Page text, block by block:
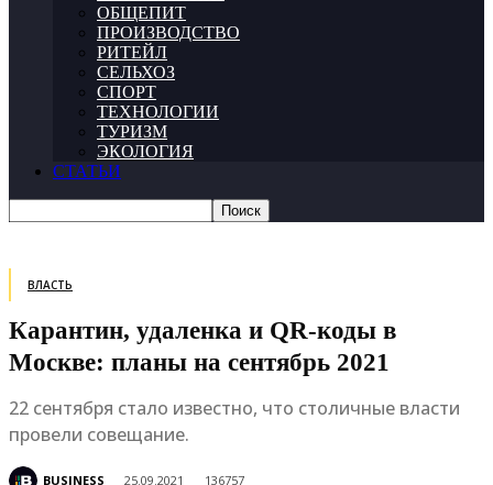
ОБЩЕПИТ
ПРОИЗВОДСТВО
РИТЕЙЛ
СЕЛЬХОЗ
СПОРТ
ТЕХНОЛОГИИ
ТУРИЗМ
ЭКОЛОГИЯ
СТАТЬИ
ВЛАСТЬ
Карантин, удаленка и QR-коды в
Москве: планы на сентябрь 2021
22 сентября стало известно, что столичные власти
провели совещание.
BUSINESS 25.09.2021 136757